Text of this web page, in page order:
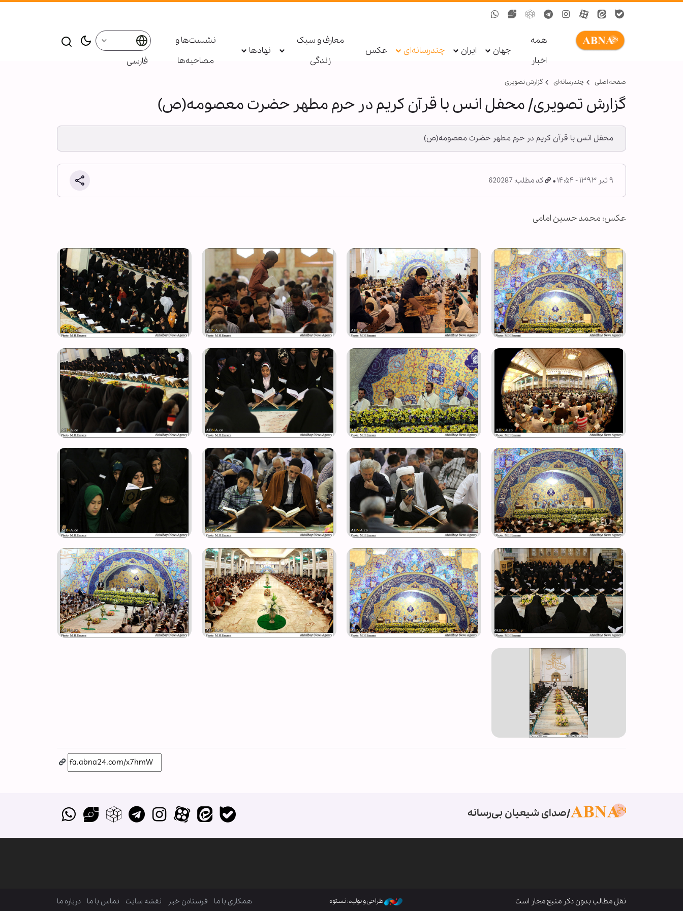
همه
اخبار
جهان ایران چندرسانه‌ای عکس
معارف و سبک
زندگی
نهادها
نشست‌ها و
مصاحبه‌ها
فارسی
صفحه اصلی چندرسانه‌ای گزارش تصويری
گزارش تصویری/ محفل انس با قرآن کریم در حرم مطهر حضرت معصومه(ص)
محفل انس با قرآن کریم در حرم مطهر حضرت معصومه(ص)
۹ تیر ۱۳۹۳ - ۱۴:۵۴ کد مطلب: 620287
عکس: محمد حسین امامی
صدای شیعیان بی‌رسانه
نقل مطالب بدون ذکر منبع مجاز است طراحی و تولید: نستوه همکاری با ما فرستادن خبر نقشه سایت تماس با ما درباره ما